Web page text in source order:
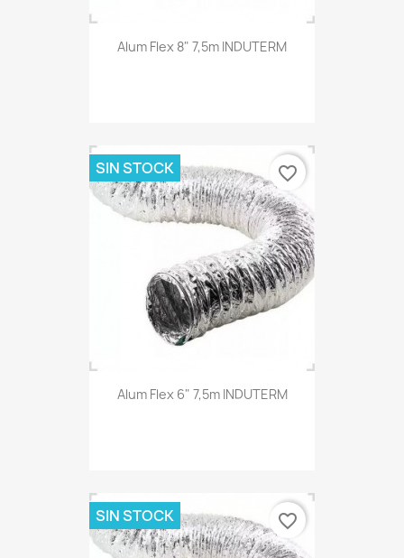
Alum Flex 8" 7,5m INDUTERM
Alum Flex 6" 7,5m INDUTERM
SIN STOCK favorite_border
SIN STOCK favorite_border